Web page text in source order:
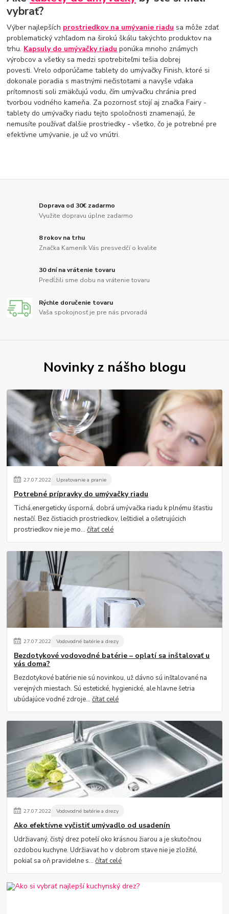
vybrať?
Výber najlepších prostriedkov na umývanie riadu sa môže zdať
problematický vzhľadom na širokú škálu takýchto produktov na
trhu. Kapsuly do umývačky riadu ponúka mnoho známych
výrobcov a všetky sa medzi spotrebiteľmi tešia dobrej
povesti. Vrelo odporúčame tablety do umývačky Finish, ktoré si
dokonale poradia s mastnými nečistotami a navyše vďaka
prítomnosti soli zmäkčujú vodu, čím umývačku chránia pred
tvorbou vodného kameňa. Za pozornosť stojí aj značka Fairy -
tablety do umývačky riadu tejto spoločnosti znamenajú, že
nemusíte používať ďalšie prostriedky - všetko, čo je potrebné pre
efektívne umývanie, je už vo vnútri.
Doprava od 30€ zadarmo
Využite dopravu úplne zadarmo
8 rokov na trhu
Značka Kameník Vás presvedčí o kvalite
30 dní na vrátenie tovaru
Predĺžili sme dobu na vrátenie tovaru
Rýchle doručenie tovaru
Vaša spokojnosť je pre nás prvoradá
Novinky z nášho blogu
27.07.2022 Upratovanie a pranie
Potrebné prípravky do umývačky riadu
Tichá,energeticky úsporná, dobrá umývačka riadu k plnému šťastiu
nestačí. Bez čistiacich prostriedkov, leštidiel a ošetrujúcich
prostriedkov nie je mo...čítať celé
27.07.2022 Vodovodné batérie a drezy
Bezdotykové vodovodné batérie – oplatí sa inštalovať u
vás doma?
Bezdotykové batérie nie sú novinkou, už dávno sú inštalované na
verejných miestach. Sú estetické, hygienické, ale hlavne šetria
ubúdajúce vodné zdroje...čítať celé
27.07.2022 Vodovodné batérie a drezy
Ako efektívne vyčistiť umývadlo od usadenín
Udržiavaný, čistý drez poteší oko krásnou žiarou a je skutočnou
ozdobou kuchyne. Udržiavať ho v dobrom stave nie je zložité,
pokiaľ sa oň pravidelne s...čítať celé